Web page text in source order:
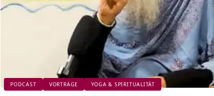
PODCAST VORTRÄGE YOGA & SPIRITUALITÄT